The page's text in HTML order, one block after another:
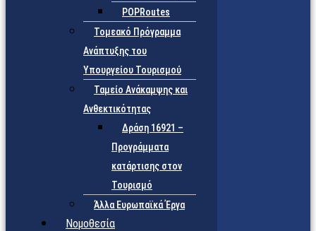
POPRoutes
Τομεακό Πρόγραμμα
Ανάπτυξης του
Υπουργείου Τουρισμού
Ταμείο Ανάκαμψης και
Ανθεκτικότητας
Δράση 16921 –
Προγράμματα
κατάρτισης στον
Τουρισμό
Άλλα Ευρωπαϊκά Έργα
Νομοθεσία